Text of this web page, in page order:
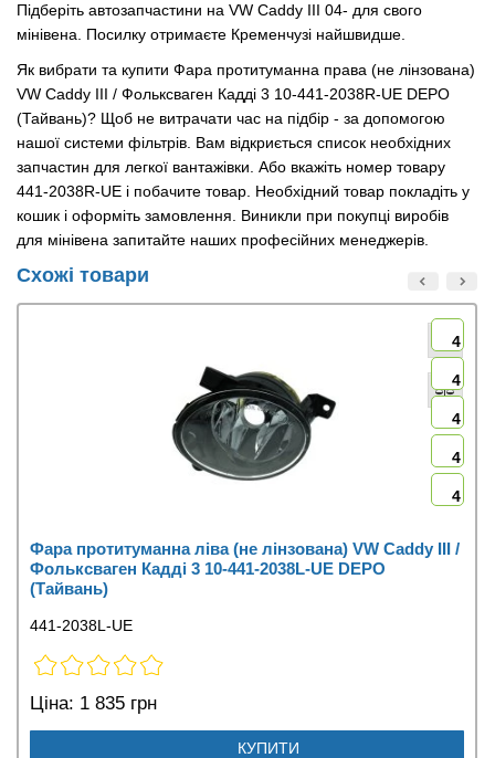
Підберіть автозапчастини на VW Caddy III 04- для свого
мінівена. Посилку отримаєте Кременчузі найшвидше.
Як вибрати та купити Фара протитуманна права (не лінзована)
VW Caddy III / Фольксваген Кадді 3 10-441-2038R-UE DEPO
(Тайвань)? Щоб не витрачати час на підбір - за допомогою
нашої системи фільтрів. Вам відкриється список необхідних
запчастин для легкої вантажівки. Або вкажіть номер товару
441-2038R-UE і побачите товар. Необхідний товар покладіть у
кошик і оформіть замовлення. Виникли при покупці виробів
для мінівена запитайте наших професійних менеджерів.
Схожі товари
4
4
4
4
4
Фара протитуманна ліва (не лінзована) VW Caddy III /
Фольксваген Кадді 3 10-441-2038L-UE DEPO
(Тайвань)
441-2038L-UE
Ціна: 1 835 грн
КУПИТИ